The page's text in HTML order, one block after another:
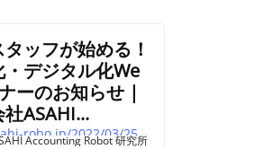
ッフが始める！
・デジタル化We
ーのお知らせ |
ASAHI...
https://asahi-robo.jp/2022/03/25/jimuseminar3/
Accounting Robot 研究所